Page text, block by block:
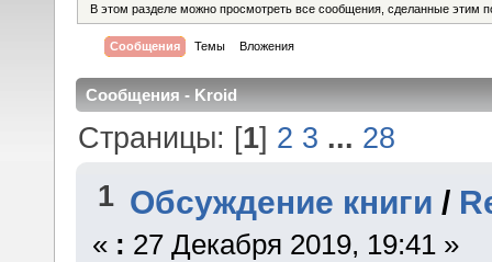
В этом разделе можно просмотреть все сообщения, сделанные этим
Сообщения Темы Вложения
Сообщения - Kroid
Страницы: [1] 2 3 ... 28
1 Обсуждение книги /
« : 27 Декабря 2019, 19:41 »